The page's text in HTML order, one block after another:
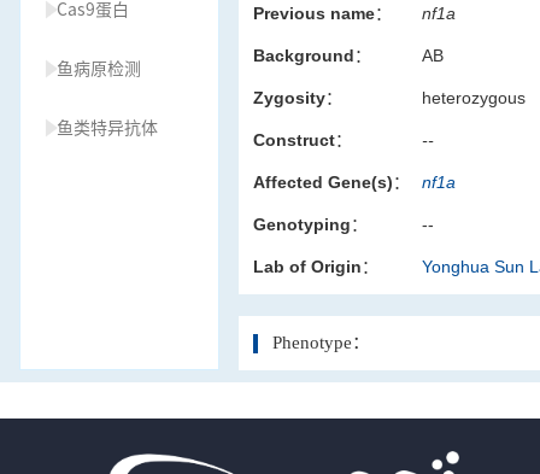
Cas9蛋白
鱼病原检测
鱼类特异抗体
Previous name： nf1a
Background： AB
Zygosity： heterozygous
Construct： --
Affected Gene(s)： nf1a
Genotyping： --
Lab of Origin： Yonghua Sun
Phenotype：